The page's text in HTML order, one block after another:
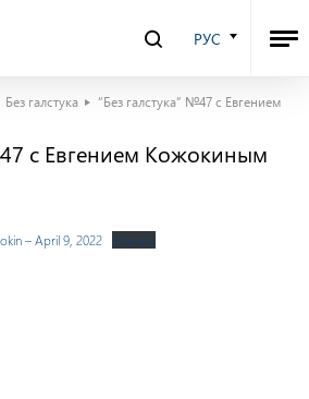
РУС
Без галстука
“Без галстука” №47 с Евгением
с Евгением Кожокиным
– April 9, 2022 Скачать